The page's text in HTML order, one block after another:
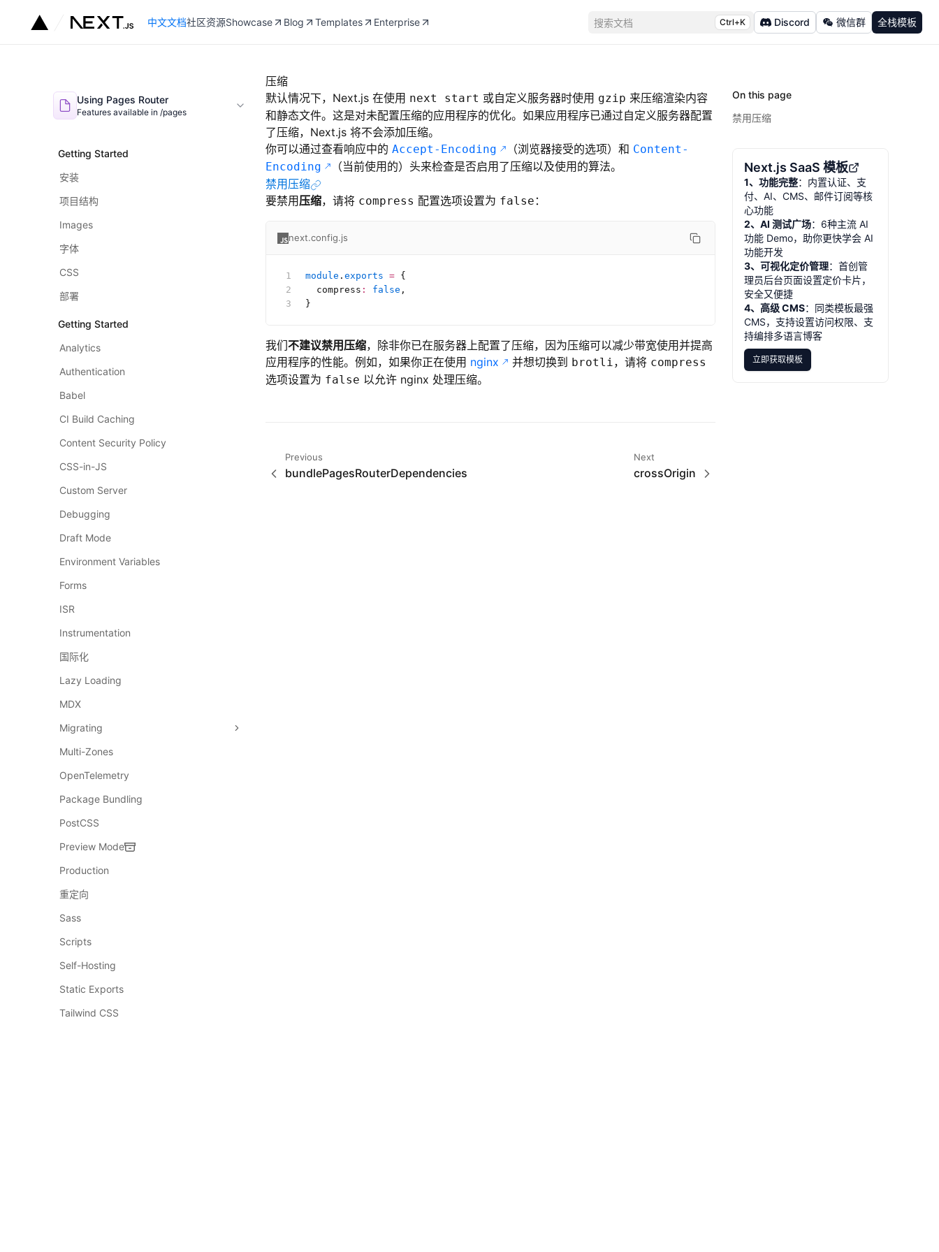
中文文档社区资源Showcase Blog Templates Enterprise 搜索文档 Ctrl+K Discord 微信群 全栈模板
Using Pages Router
Features available in /pages
Getting Started
安装
项目结构
Images
字体
CSS
部署
Getting Started
Analytics
Authentication
Babel
CI Build Caching
Content Security Policy
CSS-in-JS
Custom Server
Debugging
Draft Mode
Environment Variables
Forms
ISR
Instrumentation
国际化
Lazy Loading
MDX
Migrating
Multi-Zones
OpenTelemetry
Package Bundling
PostCSS
Preview Mode
Production
重定向
Sass
Scripts
Self-Hosting
Static Exports
Tailwind CSS
压缩
默认情况下，Next.js 在使用 next start 或自定义服务器时使用 gzip 来压缩渲染内容
和静态文件。这是对未配置压缩的应用程序的优化。如果应用程序已通过自定义服务器配置
了压缩，Next.js 将不会添加压缩。
你可以通过查看响应中的 Accept-Encoding （浏览器接受的选项）和 Content-
Encoding
（当前使用的）头来检查是否启用了压缩以及使用的算法。
禁用压缩
要禁用压缩，请将 compress 配置选项设置为 false ：
next.config.js
module . exports = {
  compress
: false ,
}
我们不建议禁用压缩，除非你已在服务器上配置了压缩，因为压缩可以减少带宽使用并提高
应用程序的性能。例如，如果你正在使用 nginx 并想切换到 brotli，请将 compress
选项设置为 false 以允许 nginx 处理压缩。
Previous
bundlePagesRouterDependencies
Next
crossOrigin
On this page
禁用压缩
Next.js SaaS 模板
1、功能完整：内置认证、支
付、AI、CMS、邮件订阅等核
心功能
2、AI 测试广场：6种主流 AI
功能 Demo，助你更快学会 AI
功能开发
3、可视化定价管理：首创管
理员后台页面设置定价卡片，
安全又便捷
4、高级 CMS：同类模板最强
CMS，支持设置访问权限、支
持编排多语言博客
立即获取模板
立即获取模板